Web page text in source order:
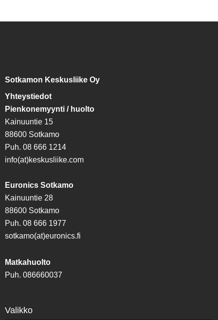
Sotkamon Keskusliike Oy
Yhteystiedot
Pienkonemyynti / huolto
Kainuuntie 15
88600 Sotkamo
Puh. 08 666 1214
info(at)keskusliike.com
Euronics Sotkamo
Kainuuntie 28
88600 Sotkamo
Puh. 08 666 1977
sotkamo(at)euronics.fi
Matkahuolto
Puh. 086660037
Valikko